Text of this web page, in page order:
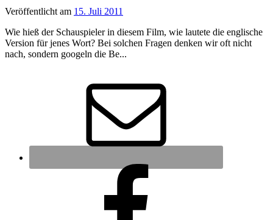
Veröffentlicht am 15. Juli 2011
Wie hieß der Schauspieler in diesem Film, wie lautete die englische
Version für jenes Wort? Bei solchen Fragen denken wir oft nicht
nach, sondern googeln die Be...